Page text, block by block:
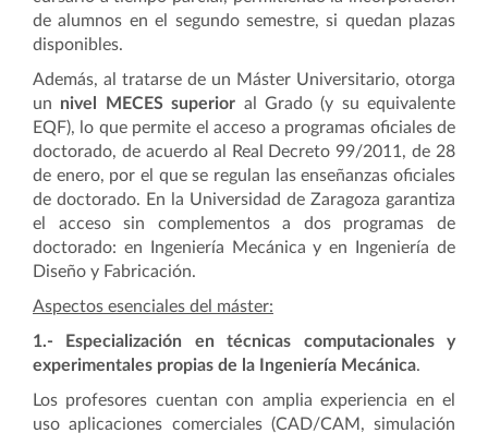
de alumnos en el segundo semestre, si quedan plazas
disponibles.
Además, al tratarse de un Máster Universitario, otorga
un nivel MECES superior al Grado (y su equivalente
EQF), lo que permite el acceso a programas oficiales de
doctorado, de acuerdo al Real Decreto 99/2011, de 28
de enero, por el que se regulan las enseñanzas oficiales
de doctorado. En la Universidad de Zaragoza garantiza
el acceso sin complementos a dos programas de
doctorado: en Ingeniería Mecánica y en Ingeniería de
Diseño y Fabricación.
Aspectos esenciales del máster:
1.-
Especialización en técnicas computacionales y
experimentales propias de la Ingeniería Mecánica.
Los profesores cuentan con amplia experiencia en el
uso aplicaciones comerciales (CAD/CAM, simulación